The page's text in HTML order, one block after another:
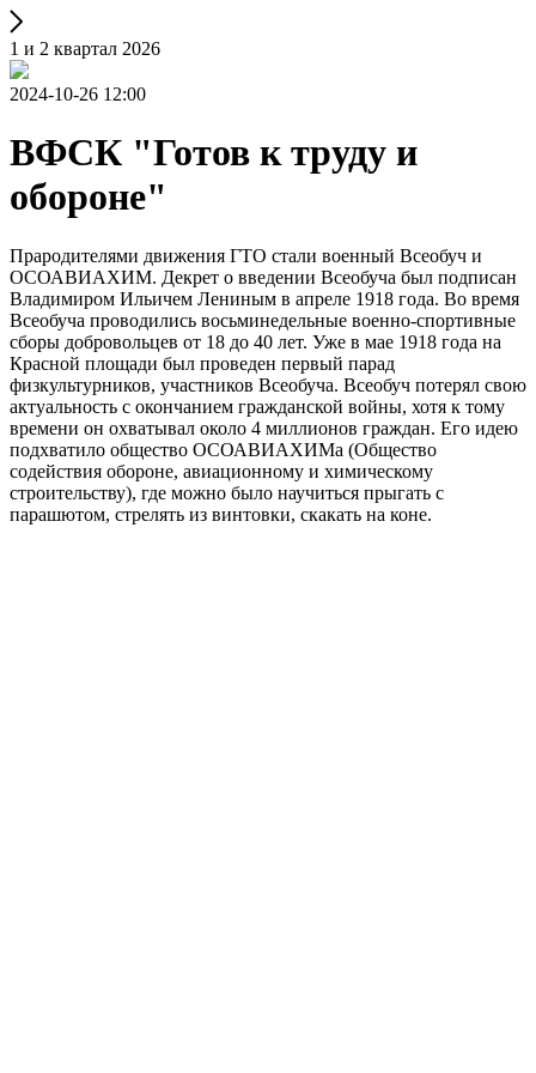
1 и 2 квартал 2026
2024-10-26 12:00
ВФСК "Готов к труду и
обороне"
Прародителями движения ГТО стали военный Всеобуч и
ОСОАВИАХИМ. Декрет о введении Всеобуча был подписан
Владимиром Ильичем Лениным в апреле 1918 года. Во время
Всеобуча проводились восьминедельные военно-спортивные
сборы добровольцев от 18 до 40 лет. Уже в мае 1918 года на
Красной площади был проведен первый парад
физкультурников, участников Всеобуча. Всеобуч потерял свою
актуальность с окончанием гражданской войны, хотя к тому
времени он охватывал около 4 миллионов граждан. Его идею
подхватило общество ОСОАВИАХИМа (Общество
содействия обороне, авиационному и химическому
строительству), где можно было научиться прыгать с
парашютом, стрелять из винтовки, скакать на коне.